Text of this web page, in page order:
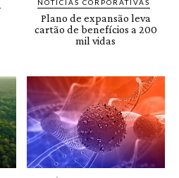
NOTÍCIAS CORPORATIVAS
Plano de expansão leva
cartão de benefícios a 200
mil vidas